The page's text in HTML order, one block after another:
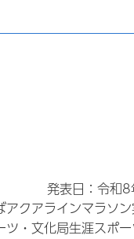
発表日：令和
アクアラインマラソ
ツ・文化局生涯スポー